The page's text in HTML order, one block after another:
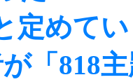
定めて
が「818